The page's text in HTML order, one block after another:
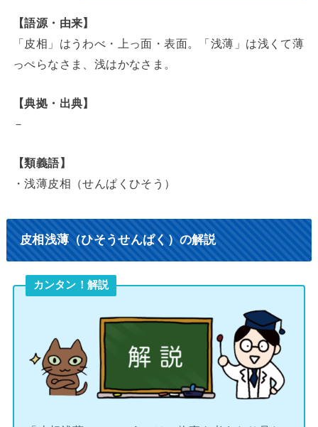
【語源・由来】
「皮相」はうわべ・上っ面・表面。「浅薄」は浅くて薄
っぺらなさま、浅はかなさま。
【典拠・出典】
－
【類義語】
・浅薄皮相（せんぱくひそう）
皮相浅薄（ひそうせんぱく）の解説
カンタン！解説